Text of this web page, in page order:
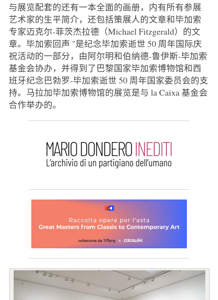
与展览配套的还有一本全面的画册，内有所有参展
艺术家的生平简介，还包括策展人的文章和毕加索
专家迈克尔-菲茨杰拉德（Michael Fitzgerald）的文
章。毕加索回声 "是纪念毕加索逝世 50 周年国际庆
祝活动的一部分，由阿尔明和伯纳德-鲁伊斯-毕加索
基金会协办，并得到了巴黎国家毕加索博物馆和西
班牙纪念巴勃罗-毕加索逝世 50 周年国家委员会的支
持。马拉加毕加索博物馆的展览是与 la Caixa 基金会
合作举办的。